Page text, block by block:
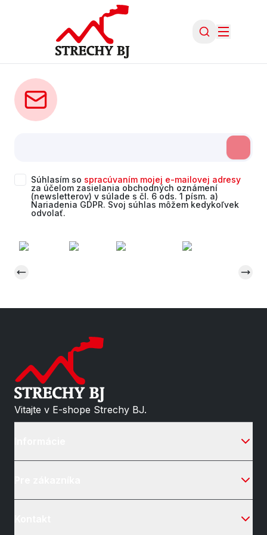
Súhlasím so spracúvaním mojej e-mailovej adresy
za účelom zasielania obchodných oznámení
(newsletterov) v súlade s čl. 6 ods. 1 písm. a)
Nariadenia GDPR. Svoj súhlas môžem kedykoľvek
odvolať.
Vitajte v E-shope Strechy BJ.